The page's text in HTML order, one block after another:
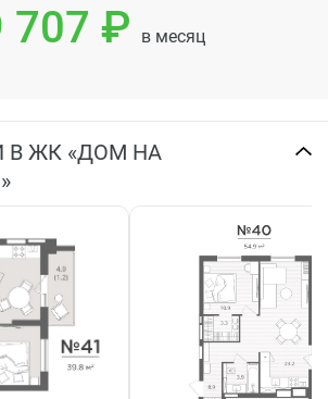
707 ₽ в месяц
В ЖК «ДОМ НА